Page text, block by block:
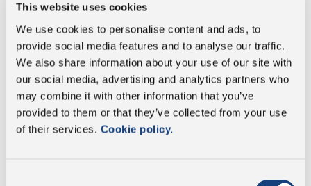
This website uses cookies
We use cookies to personalise content and ads, to
provide social media features and to analyse our traffic.
We also share information about your use of our site with
our social media, advertising and analytics partners who
may combine it with other information that you’ve
provided to them or that they’ve collected from your use
of their services. Cookie policy.
logettes plus longues et spacieuses ont été
conçues, permettant aux animaux de se déplacer
librement et de se reposer confortablement : cela
se traduit par des vaches plus sereines, une
meilleure santé mammaire et des espaces plus
propres. Une zone extérieure a également été
aménagée pour les vaches taries et en post-partum,
offrant des espaces confortables durant les phases
les plus délicates. Cette attention au confort est
complétée par le nettoyage quotidien des étables,